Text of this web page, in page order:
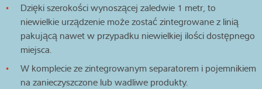
Dzięki szerokości wynoszącej zaledwie 1 metr, to
niewielkie urządzenie może zostać zintegrowane z linią
pakującą nawet w przypadku niewielkiej ilości dostępnego
miejsca.
W komplecie ze zintegrowanym separatorem i pojemnikiem
na zanieczyszczone lub wadliwe produkty.